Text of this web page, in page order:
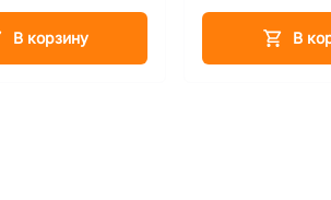
В корзину В